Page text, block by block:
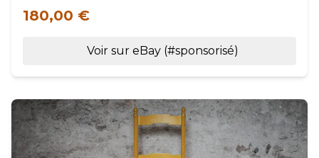
180,00 €
Voir sur eBay (#sponsorisé)